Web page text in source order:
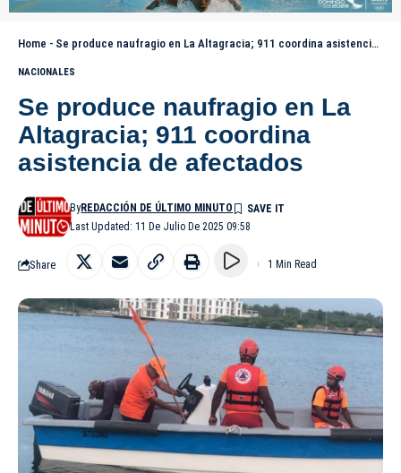
Home - Se produce naufragio en La Altagracia; 911 coordina asistencia de afectados
NACIONALES
Se produce naufragio en La
Altagracia; 911 coordina
asistencia de afectados
Last Updated: 11 De Julio De 2025 09:58
ByREDACCIÓN DE ÚLTIMO MINUTO
Share 1 Min Read